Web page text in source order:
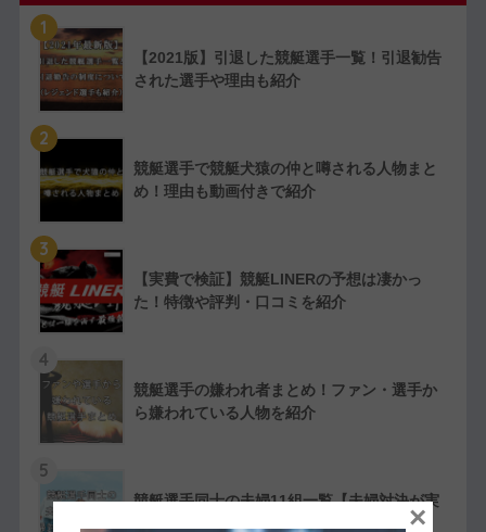
1
【2021版】引退した競艇選手一覧！引退勧告
された選手や理由も紹介
2
競艇選手で競艇犬猿の仲と噂される人物まと
め！理由も動画付きで紹介
3
【実費で検証】競艇LINERの予想は凄かっ
た！特徴や評判・口コミを紹介
4
競艇選手の嫌われ者まとめ！ファン・選手か
ら嫌われている人物を紹介
5
競艇選手同士の夫婦11組一覧【夫婦対決が実
×